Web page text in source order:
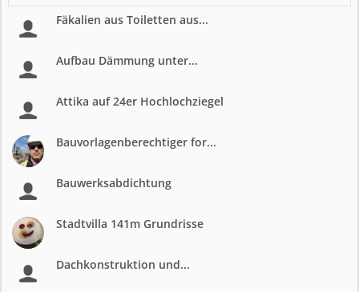
Fäkalien aus Toiletten aus...
Aufbau Dämmung unter...
Attika auf 24er Hochlochziegel
Bauvorlagenberechtiger for...
Bauwerksabdichtung
Stadtvilla 141m Grundrisse
Dachkonstruktion und...